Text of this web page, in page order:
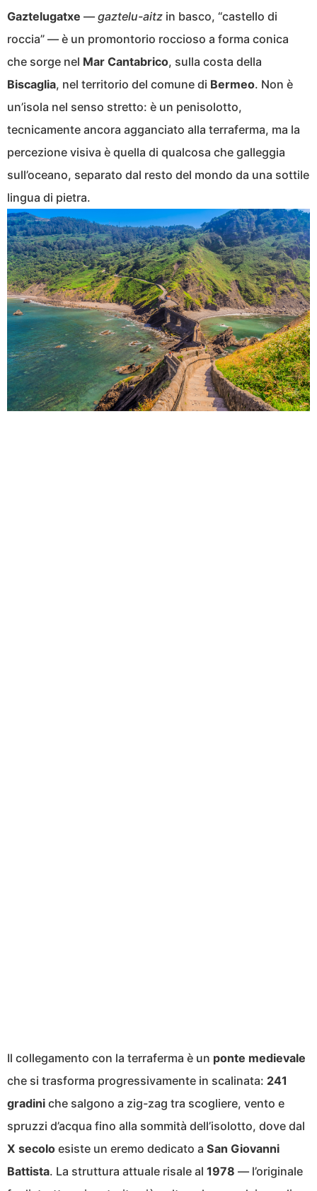
Gaztelugatxe — gaztelu-aitz in basco, “castello di
roccia” — è un promontorio roccioso a forma conica
che sorge nel Mar Cantabrico, sulla costa della
Biscaglia, nel territorio del comune di Bermeo. Non è
un’isola nel senso stretto: è un penisolotto,
tecnicamente ancora agganciato alla terraferma, ma la
percezione visiva è quella di qualcosa che galleggia
sull’oceano, separato dal resto del mondo da una sottile
lingua di pietra.
Il collegamento con la terraferma è un ponte medievale
che si trasforma progressivamente in scalinata: 241
gradini che salgono a zig-zag tra scogliere, vento e
spruzzi d’acqua fino alla sommità dell’isolotto, dove dal
X secolo esiste un eremo dedicato a San Giovanni
Battista. La struttura attuale risale al 1978 — l’originale